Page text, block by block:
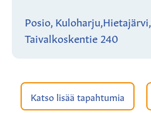
Posio, Kuloharju,Hietajärvi,
Taivalkoskentie 240
Katso lisää tapahtumia